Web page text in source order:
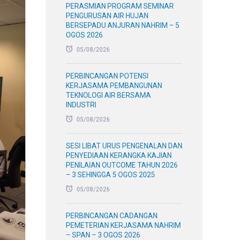
PERASMIAN PROGRAM SEMINAR
PENGURUSAN AIR HUJAN
BERSEPADU ANJURAN NAHRIM – 5
OGOS 2026
05/08/2026
PERBINCANGAN POTENSI
KERJASAMA PEMBANGUNAN
TEKNOLOGI AIR BERSAMA
INDUSTRI
05/08/2026
SESI LIBAT URUS PENGENALAN DAN
PENYEDIAAN KERANGKA KAJIAN
PENILAIAN OUTCOME TAHUN 2026
– 3 SEHINGGA 5 OGOS 2025
05/08/2026
PERBINCANGAN CADANGAN
PEMETERIAN KERJASAMA NAHRIM
– SPAN – 3 OGOS 2026